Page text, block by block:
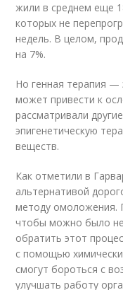
жили в среднем еще
которых не
недель. В целом,
на 7%.
Но генная терапия —
может привести к
рассматривали
эпигенетическую
веществ.
Как отметили в
альтернативой
методу омоложения.
чтобы можно было не
обратить этот
с помощью
смогут бороться с
улучшать работу